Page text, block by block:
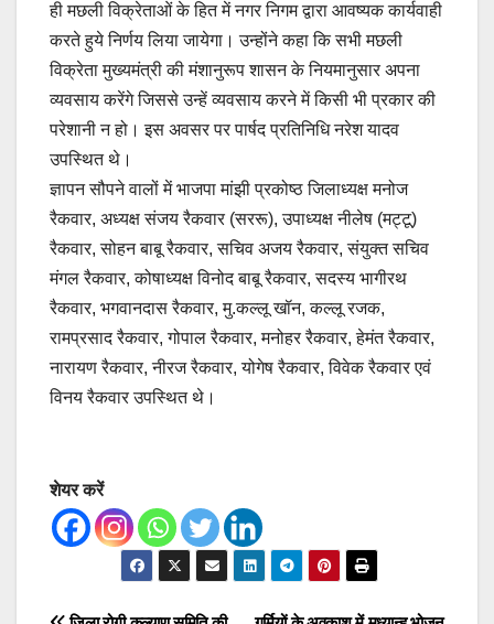
ही मछली विक्रेताओं के हित में नगर निगम द्वारा आवष्यक कार्यवाही
करते हुये निर्णय लिया जायेगा। उन्होंने कहा कि सभी मछली
विक्रेता मुख्यमंत्री की मंशानुरूप शासन के नियमानुसार अपना
व्यवसाय करेंगे जिससे उन्हें व्यवसाय करने में किसी भी प्रकार की
परेशानी न हो। इस अवसर पर पार्षद प्रतिनिधि नरेश यादव
उपस्थित थे।
ज्ञापन सौपने वालों में भाजपा मांझी प्रकोष्ठ जिलाध्यक्ष मनोज
रैकवार, अध्यक्ष संजय रैकवार (सररू), उपाध्यक्ष नीलेष (मट्टू)
रैकवार, सोहन बाबू रैकवार, सचिव अजय रैकवार, संयुक्त सचिव
मंगल रैकवार, कोषाध्यक्ष विनोद बाबू रैकवार, सदस्य भागीरथ
रैकवार, भगवानदास रैकवार, मु.कल्लू खॉन, कल्लू रजक,
रामप्रसाद रैकवार, गोपाल रैकवार, मनोहर रैकवार, हेमंत रैकवार,
नारायण रैकवार, नीरज रैकवार, योगेष रैकवार, विवेक रैकवार एवं
विनय रैकवार उपस्थित थे।
शेयर करें